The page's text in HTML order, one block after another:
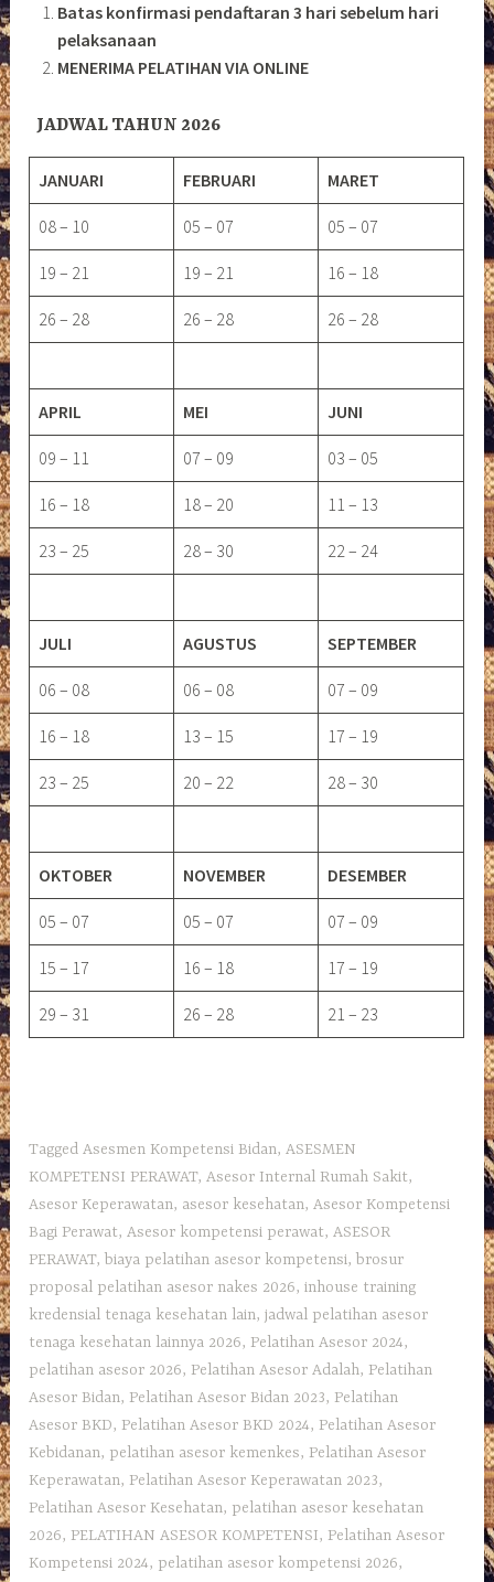
Batas konfirmasi pendaftaran 3 hari sebelum hari
pelaksanaan
MENERIMA PELATIHAN VIA ONLINE
JADWAL TAHUN 2026
JANUARI FEBRUARI MARET
08 – 10 05 – 07 05 – 07
19 – 21 19 – 21 16 – 18
26 – 28 26 – 28 26 – 28
APRIL MEI JUNI
09 – 11 07 – 09 03 – 05
16 – 18 18 – 20 11 – 13
23 – 25 28 – 30 22 – 24
JULI AGUSTUS SEPTEMBER
06 – 08 06 – 08 07 – 09
16 – 18 13 – 15 17 – 19
23 – 25 20 – 22 28 – 30
OKTOBER NOVEMBER DESEMBER
05 – 07 05 – 07 07 – 09
15 – 17 16 – 18 17 – 19
29 – 31 26 – 28 21 – 23
TaggedAsesmen Kompetensi Bidan,ASESMEN
KOMPETENSI PERAWAT,Asesor Internal Rumah Sakit,
Asesor Keperawatan, asesor kesehatan,Asesor Kompetensi
Bagi Perawat,Asesor kompetensi perawat,ASESOR
PERAWAT, biaya pelatihan asesor kompetensi, brosur
proposal pelatihan asesor nakes 2026,inhouse training
kredensial tenaga kesehatan lain,jadwal pelatihan asesor
tenaga kesehatan lainnya 2026, Pelatihan Asesor 2024,
pelatihan asesor 2026, Pelatihan Asesor Adalah, Pelatihan
Asesor Bidan, Pelatihan Asesor Bidan 2023, Pelatihan
Asesor BKD, Pelatihan Asesor BKD 2024, Pelatihan Asesor
Kebidanan, pelatihan asesor kemenkes, Pelatihan Asesor
Keperawatan, Pelatihan Asesor Keperawatan 2023,
Pelatihan Asesor Kesehatan, pelatihan asesor kesehatan
2026, PELATIHAN ASESOR KOMPETENSI, Pelatihan Asesor
Kompetensi 2024, pelatihan asesor kompetensi 2026,